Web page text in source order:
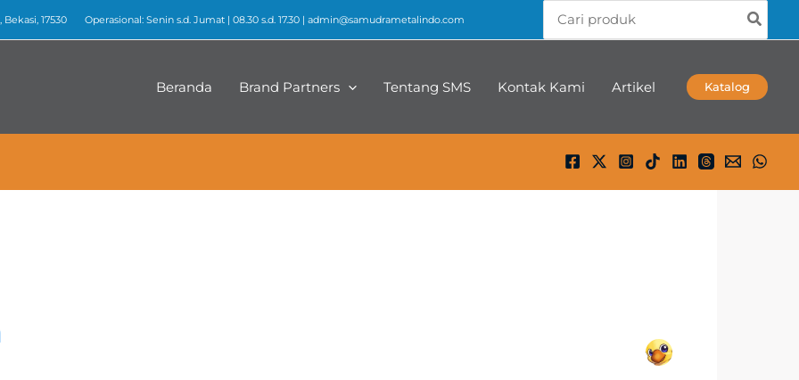
17530 Operasional: Senin s.d. Jumat | 08.30 s.d. 17.30 | admin@samudrametalindo.com
for:
Beranda Brand Partners Tentang SMS Kontak Kami Artikel Katalog